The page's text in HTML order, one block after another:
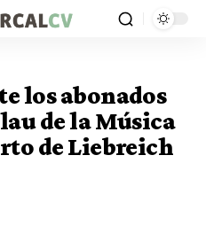
los abonados
de la Música
de Liebreich